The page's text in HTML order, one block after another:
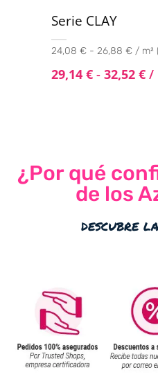
Serie CLAY
24,08 € - 26,88 € / m²
29,14 € - 32,52 € /
¿Por qué
de los
descubre